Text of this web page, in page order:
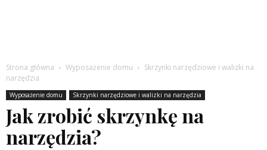
Strona główna Wyposażenie domu
Skrzynki narzędziowe i walizki na
narzędzia
Wyposażenie domu Skrzynki narzędziowe i walizki na narzędzia
Jak zrobić skrzynkę na
narzędzia?